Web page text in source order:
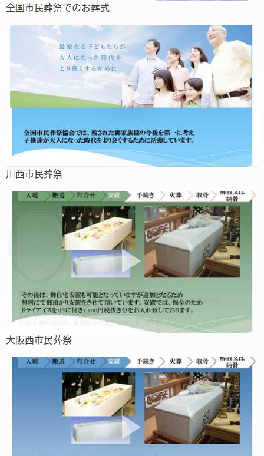
全国市民葬祭でのお葬式
川西市民葬祭
大阪西市民葬祭